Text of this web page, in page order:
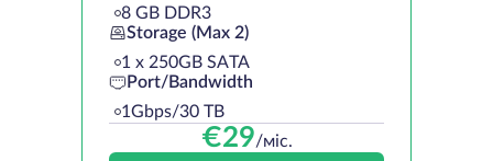
8 GB DDR3
Storage (Max 2)
1 х 250GB SATA
Port/Bandwidth
1Gbps/30 TB
€29/міс.